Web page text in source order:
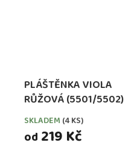
PLÁŠTĚNKA VIOLA
RŮŽOVÁ (5501/5502)
SKLADEM (4 KS)
od 219 Kč